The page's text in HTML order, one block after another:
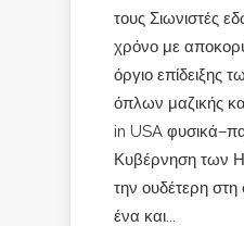
τους Σιωνιστές
χρόνο με
όργιο επίδειξης
όπλων μαζικής
in USA
Κυβέρνηση των
την ουδέτερη στη
ένα και...